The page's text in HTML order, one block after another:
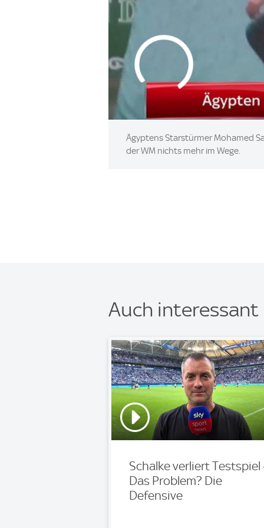
Ägyptens Starstürmer Mohamed
der WM nichts mehr im Wege.
Auch interessant
Schalke verliert Testspiel
Das Problem? Die
Defensive